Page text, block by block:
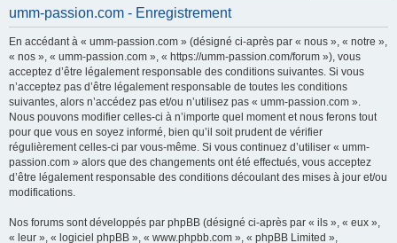
umm-passion.com - Enregistrement
En accédant à « umm-passion.com » (désigné ci-après par « nous », « notre »,
« nos », « umm-passion.com », « https://umm-passion.com/forum »), vous
acceptez d’être légalement responsable des conditions suivantes. Si vous
n’acceptez pas d’être légalement responsable de toutes les conditions
suivantes, alors n’accédez pas et/ou n’utilisez pas « umm-passion.com ».
Nous pouvons modifier celles-ci à n’importe quel moment et nous ferons tout
pour que vous en soyez informé, bien qu’il soit prudent de vérifier
régulièrement celles-ci par vous-même. Si vous continuez d’utiliser « umm-
passion.com » alors que des changements ont été effectués, vous acceptez
d’être légalement responsable des conditions découlant des mises à jour et/ou
modifications.
Nos forums sont développés par phpBB (désigné ci-après par « ils », « eux »,
« leur », « logiciel phpBB », « www.phpbb.com », « phpBB Limited »,